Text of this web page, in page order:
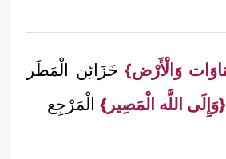
وَالْأَرْض}خَزَائِن الْمَطَر
{وَإِلَى اللَّه الْمَصِير} الْمَرْجِع